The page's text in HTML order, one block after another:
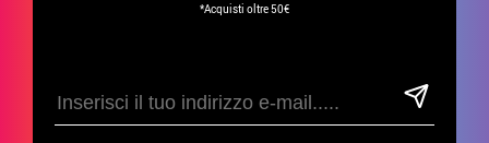
*Acquisti oltre 50€